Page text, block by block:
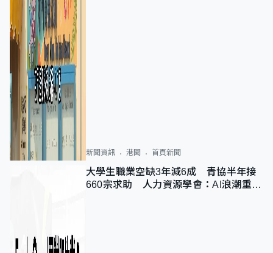
新聞資訊 港聞 首頁新聞
大學生職業空缺3年減6成 青協半年接
660宗求助 人力資源學會：AI浪潮重整